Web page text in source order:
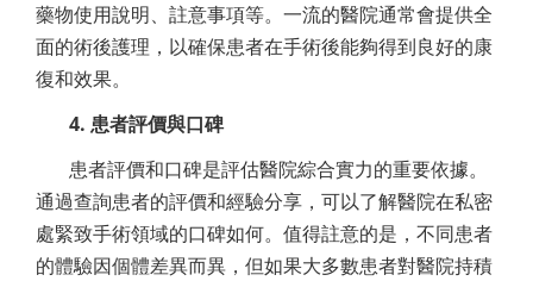
藥物使用說明、註意事項等。一流的醫院通常會提供全
面的術後護理，以確保患者在手術後能夠得到良好的康
復和效果。
4. 患者評價與口碑
患者評價和口碑是評估醫院綜合實力的重要依據。
通過查詢患者的評價和經驗分享，可以了解醫院在私密
處緊致手術領域的口碑如何。值得註意的是，不同患者
的體驗因個體差異而異，但如果大多數患者對醫院持積